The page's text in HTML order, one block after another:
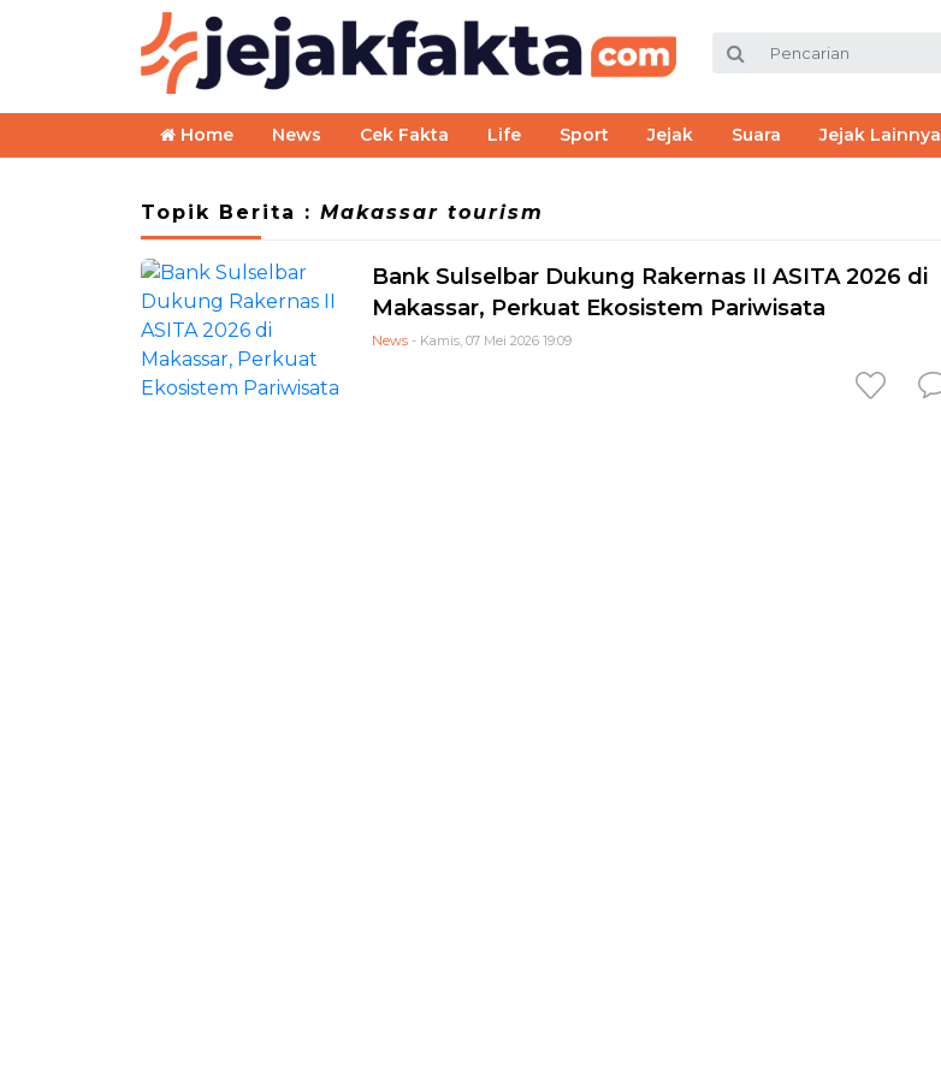
Home News Cek Fakta Life Sport Jejak Suara Jejak Lainnya
Topik Berita : Makassar tourism
Bank Sulselbar Dukung Rakernas II ASITA 2026 di
Makassar, Perkuat Ekosistem Pariwisata
News - Kamis, 07 Mei 2026 19:09